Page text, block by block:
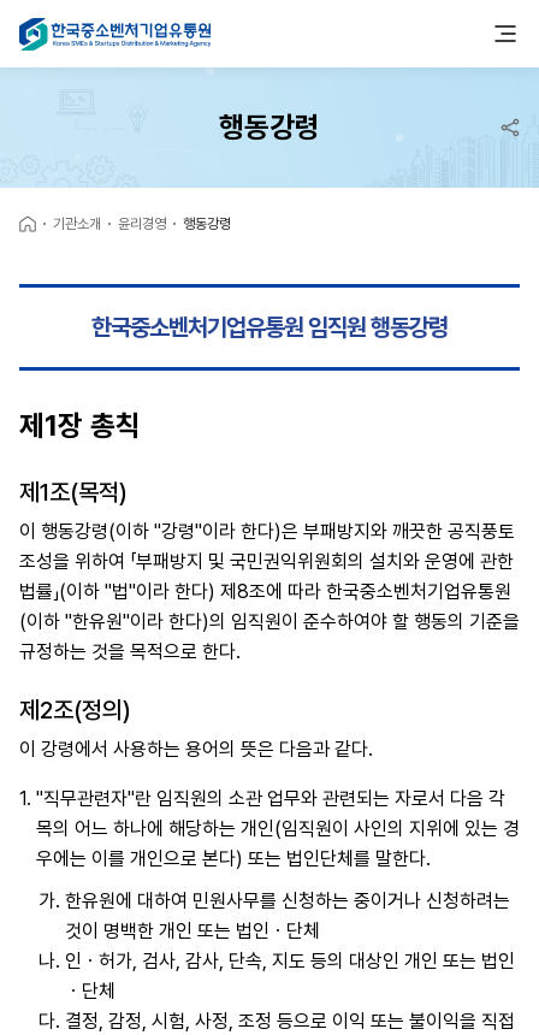
행동강령
기관소개 윤리경영 행동강령
한국중소벤처기업유통원 임직원 행동강령
제1장 총칙
제1조(목적)
이 행동강령(이하 "강령"이라 한다)은 부패방지와 깨끗한 공직풍토
조성을 위하여 「부패방지 및 국민권익위원회의 설치와 운영에 관한
법률」(이하 "법"이라 한다) 제8조에 따라 한국중소벤처기업유통원
(이하 "한유원"이라 한다)의 임직원이 준수하여야 할 행동의 기준을
규정하는 것을 목적으로 한다.
제2조(정의)
이 강령에서 사용하는 용어의 뜻은 다음과 같다.
1. "직무관련자"란 임직원의 소관 업무와 관련되는 자로서 다음 각
목의 어느 하나에 해당하는 개인(임직원이 사인의 지위에 있는 경
우에는 이를 개인으로 본다) 또는 법인단체를 말한다.
가. 한유원에 대하여 민원사무를 신청하는 중이거나 신청하려는
것이 명백한 개인 또는 법인ㆍ단체
나. 인ㆍ허가, 검사, 감사, 단속, 지도 등의 대상인 개인 또는 법인
ㆍ단체
다. 결정, 감정, 시험, 사정, 조정 등으로 이익 또는 불이익을 직접